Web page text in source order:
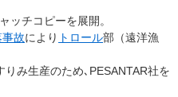
ッチコピーを展開。
故により トロール部（遠洋漁
み生産のため､PESANTAR社を